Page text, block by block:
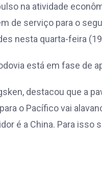
na atividade
de serviço para o
nesta quarta-feira
está em fase de
destacou que a
o Pacífico vai
é a China. Para isso